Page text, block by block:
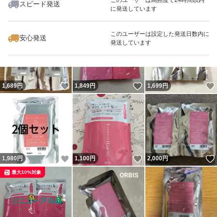
スピード発送
に発送しています
安心発送
このユーザーは設定した発送日数内に
発送しています
いいね！
1,100
1,689円 いいね！
1,849円 いいね！
1,699円
1,980円 いいね！
1,100円 いいね！
2,000円
最大10%対象